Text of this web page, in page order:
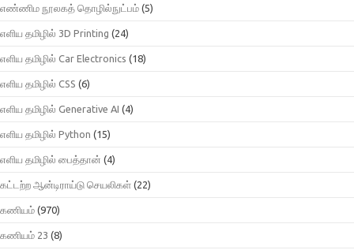
எண்ணிம நூலகத் தொழில்நுட்பம் (5)
எளிய தமிழில் 3D Printing (24)
எளிய தமிழில் Car Electronics (18)
எளிய தமிழில் CSS (6)
எளிய தமிழில் Generative AI (4)
எளிய தமிழில் Python (15)
எளிய தமிழில் பைத்தான் (4)
கட்டற்ற ஆன்டிராய்டு செயலிகள் (22)
கணியம் (970)
கணியம் 23 (8)